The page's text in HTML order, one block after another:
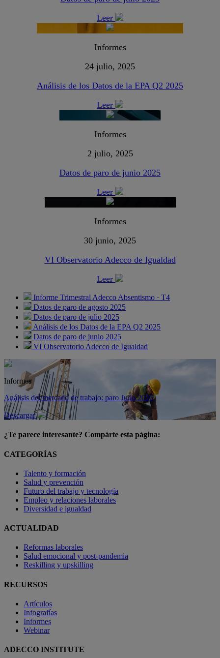
Leer
Informes
24 julio, 2025
Análisis de los Datos de la EPA Q2 2025
Leer
Informes
2 julio, 2025
Datos de paro de junio 2025
Leer
Informes
30 junio, 2025
VI Observatorio Adecco de Igualdad
Leer
Informe Trimestral Adecco Absentismo · T4
Datos de paro de agosto 2025
Datos de paro de julio 2025
Análisis de los Datos de la EPA Q2 2025
Datos de paro de junio 2025
VI Observatorio Adecco de Igualdad
Informes
Análisis del mercado de trabajo: paro Julio 2026
Descargar
¿Te parece interesante? Compárte esta página:
CATEGORÍAS
Talento y formación
Salud y prevención
Futuro del trabajo y tecnología
Empleo y relaciones laborales
Diversidad e igualdad
ACTUALIDAD
Reformas laborales
Salud emocional y post-pandemia
Reskilling y upskilling
RECURSOS
Artículos
Infografías
Informes
Webinar
ADECCO INSTITUTE